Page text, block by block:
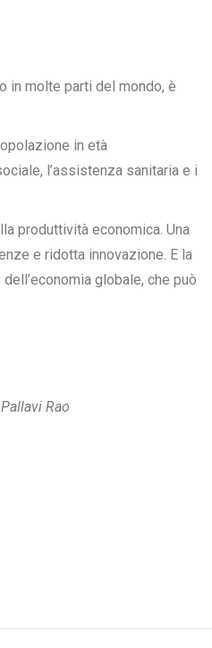
in molte parti del mondo, è
in età
l’assistenza sanitaria e i
produttività economica. Una
e ridotta innovazione. E la
globale, che può
Rao